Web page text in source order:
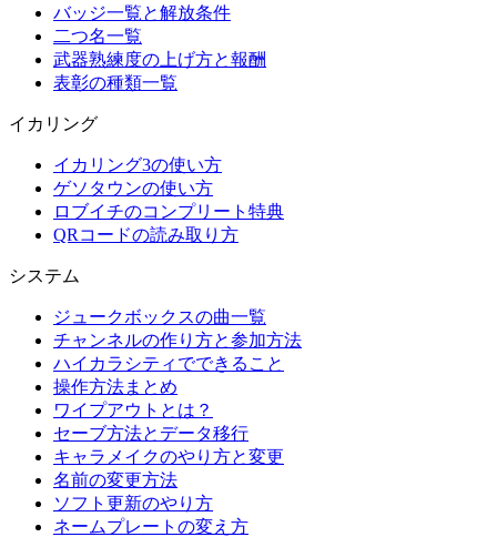
バッジ一覧と解放条件
二つ名一覧
武器熟練度の上げ方と報酬
表彰の種類一覧
イカリング
イカリング3の使い方
ゲソタウンの使い方
ロブイチのコンプリート特典
QRコードの読み取り方
システム
ジュークボックスの曲一覧
チャンネルの作り方と参加方法
ハイカラシティでできること
操作方法まとめ
ワイプアウトとは？
セーブ方法とデータ移行
キャラメイクのやり方と変更
名前の変更方法
ソフト更新のやり方
ネームプレートの変え方